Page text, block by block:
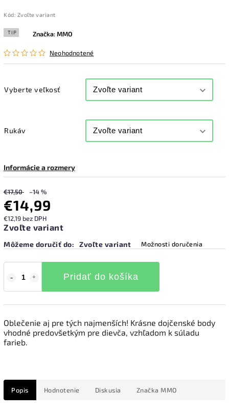
Kód: Zvoľte variant
TIP
Neohodnotené
Značka:MMO
Vyberte veľkosť
Rukáv
Informácie a rozmery
€17,50 –14 %
€14,99
€12,19 bez DPH
Zvoľte variant
Môžeme doručiť do: Zvoľte variant Možnosti doručenia
Pridať do košíka
Oblečenie aj pre tých najmenších! Krásne dojčenské body
vhodné predovšetkým pre dievča, vzhľadom k súladu
farieb.
Popis Hodnotenie Diskusia Značka MMO